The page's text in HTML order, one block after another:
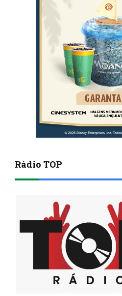
Rádio TOP